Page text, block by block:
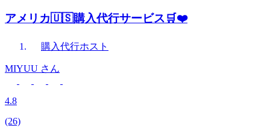
アメリカ🇺🇸購入代行サービス🛒❤️
購入代行ホスト
MIYUU さん
4.8
(26)